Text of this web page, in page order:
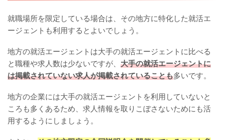
就職場所を限定している場合は、その地方に特化した就活エ
ージェントも利用するとよいでしょう。
地方の就活エージェントは大手の就活エージェントに比べる
と職種や求人数は少ないですが、 大手の就活エージェントに
は掲載されていない求人が掲載されていることも多いです。
地方の企業には大手の就活エージェントを利用していないと
ころも多くあるため、求人情報を取りこぼさないためにも活
用するようにしましょう。